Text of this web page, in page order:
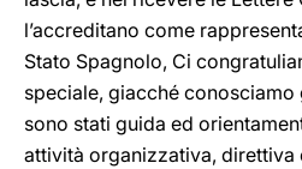
l’accreditano come
Stato Spagnolo, Ci
speciale, giacché
sono stati guida ed
attività organizzativa, direttiva